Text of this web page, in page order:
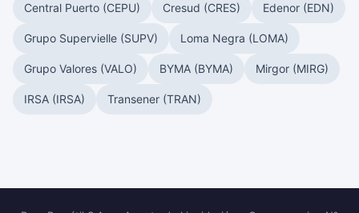
Central Puerto (CEPU) Cresud (CRES) Edenor (EDN)
Grupo Supervielle (SUPV) Loma Negra (LOMA)
Grupo Valores (VALO) BYMA (BYMA) Mirgor (MIRG)
IRSA (IRSA) Transener (TRAN)